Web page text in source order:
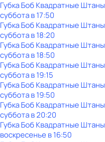
Губка Боб Квадратные Штаны
субботав17:50
Губка Боб Квадратные Штаны
субботав18:20
Губка Боб Квадратные Штаны
субботав18:50
Губка Боб Квадратные Штаны
субботав19:15
Губка Боб Квадратные Штаны
субботав19:50
Губка Боб Квадратные Штаны
субботав20:20
Губка Боб Квадратные Штаны
воскресенье в16:50